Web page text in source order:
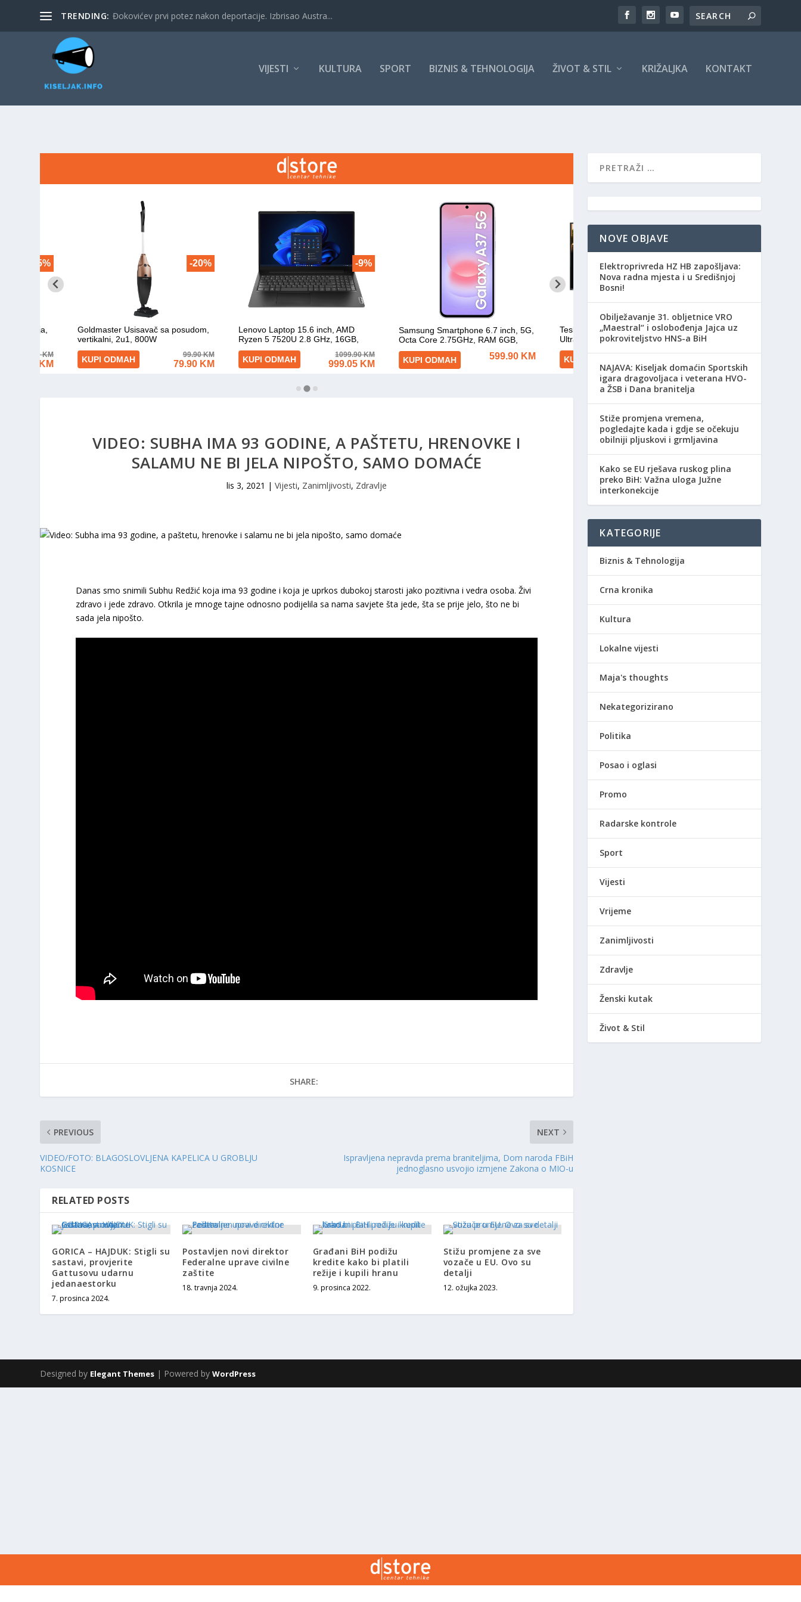
TRENDING: Đokovićev prvi potez nakon deportacije. Izbrisao Austra...
VIJESTI KULTURA SPORT BIZNIS & TEHNOLOGIJA ŽIVOT & STIL KRIŽALJKA KONTAKT
VIDEO: SUBHA IMA 93 GODINE, A PAŠTETU, HRENOVKE I
SALAMU NE BI JELA NIPOŠTO, SAMO DOMAĆE
lis 3, 2021 |Vijesti, Zanimljivosti, Zdravlje
Danas smo snimili Subhu Redžić koja ima 93 godine i koja je uprkos dubokoj starosti jako pozitivna i vedra osoba. Živi
zdravo i jede zdravo. Otkrila je mnoge tajne odnosno podijelila sa nama savjete šta jede, šta se prije jelo, što ne bi
sada jela nipošto.
SHARE:
PREVIOUS
VIDEO/FOTO: BLAGOSLOVLJENA KAPELICA U GROBLJU
KOSNICE
NEXT
Ispravljena nepravda prema braniteljima, Dom naroda FBiH
jednoglasno usvojio izmjene Zakona o MIO-u
RELATED POSTS
GORICA – HAJDUK: Stigli su
sastavi, provjerite
Gattusovu udarnu
jedanaestorku
7. prosinca 2024.
Postavljen novi direktor
Federalne uprave civilne
zaštite
18. travnja 2024.
Građani BiH podižu
kredite kako bi platili
režije i kupili hranu
9. prosinca 2022.
Stižu promjene za sve
vozače u EU. Ovo su
detalji
12. ožujka 2023.
NOVE OBJAVE
Elektroprivreda HZ HB zapošljava:
Nova radna mjesta i u Središnjoj
Bosni!
Obilježavanje 31. obljetnice VRO
„Maestral“ i oslobođenja Jajca uz
pokroviteljstvo HNS-a BiH
NAJAVA: Kiseljak domaćin Sportskih
igara dragovoljaca i veterana HVO-
a ŽSB i Dana branitelja
Stiže promjena vremena,
pogledajte kada i gdje se očekuju
obilniji pljuskovi i grmljavina
Kako se EU rješava ruskog plina
preko BiH: Važna uloga Južne
interkonekcije
KATEGORIJE
Biznis & Tehnologija
Crna kronika
Kultura
Lokalne vijesti
Maja's thoughts
Nekategorizirano
Politika
Posao i oglasi
Promo
Radarske kontrole
Sport
Vijesti
Vrijeme
Zanimljivosti
Zdravlje
Ženski kutak
Život & Stil
Designed by Elegant Themes | Powered byWordPress